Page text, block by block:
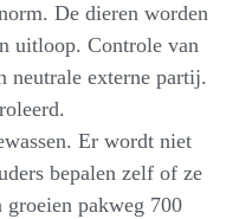
De dieren worden
uitloop. Controle van
neutrale externe partij.
Er wordt niet
bepalen zelf of ze
pakweg 700